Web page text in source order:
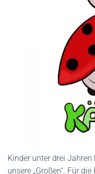
Kinder unter drei
unsere „Großen“. Für